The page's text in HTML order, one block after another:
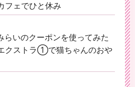
フェでひと休み
いのクーポンを使ってみた
クストラ①で猫ちゃんのおや